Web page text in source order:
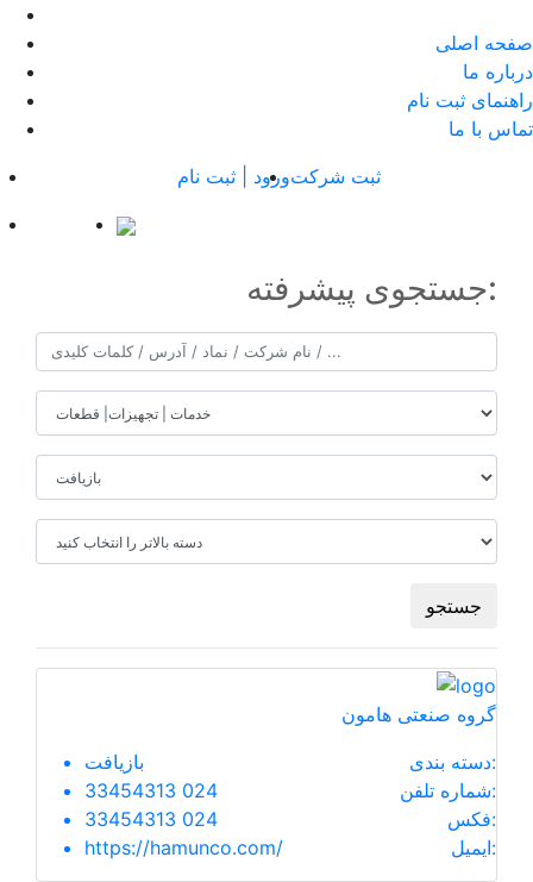
صفحه اصلی
درباره ما
راهنمای ثبت نام
تماس با ما
ورود | ثبت نامثبت شرکت
جستجوی پیشرفته:
جستجو
گروه صنعتی هامون
دسته بندی:
بازیافت
شماره تلفن:
33454313 024
فکس:
33454313 024
ایمیل:
https://hamunco.com/